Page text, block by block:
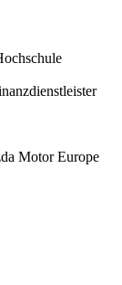
Motor Europe